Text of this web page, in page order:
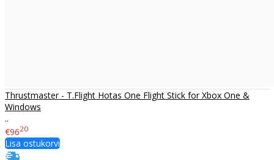
Thrustmaster - T.Flight Hotas One Flight Stick for Xbox One &
Windows
..
€9620
Lisa ostukorvi